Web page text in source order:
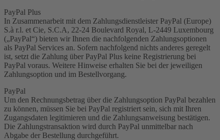
PayPal Plus
In Zusammenarbeit mit dem Zahlungsdienstleister PayPal (Europe)
S.à r.l. et Cie, S.C.A, 22-24 Boulevard Royal, L-2449 Luxembourg
(„PayPal“) bieten wir Ihnen die nachfolgenden Zahlungsoptionen
als PayPal Services an. Sofern nachfolgend nichts anderes geregelt
ist, setzt die Zahlung über PayPal Plus keine Registrierung bei
PayPal voraus. Weitere Hinweise erhalten Sie bei der jeweiligen
Zahlungsoption und im Bestellvorgang.
PayPal
Um den Rechnungsbetrag über die Zahlungsoption PayPal bezahlen
zu können, müssen Sie bei PayPal registriert sein, sich mit Ihren
Zugangsdaten legitimieren und die Zahlungsanweisung bestätigen.
Die Zahlungstransaktion wird durch PayPal unmittelbar nach
Abgabe der Bestellung durchgeführt.